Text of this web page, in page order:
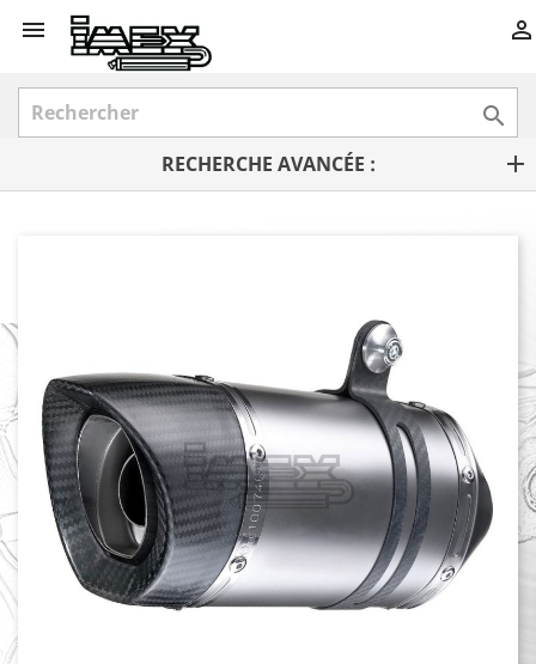
 

RECHERCHE AVANCÉE :